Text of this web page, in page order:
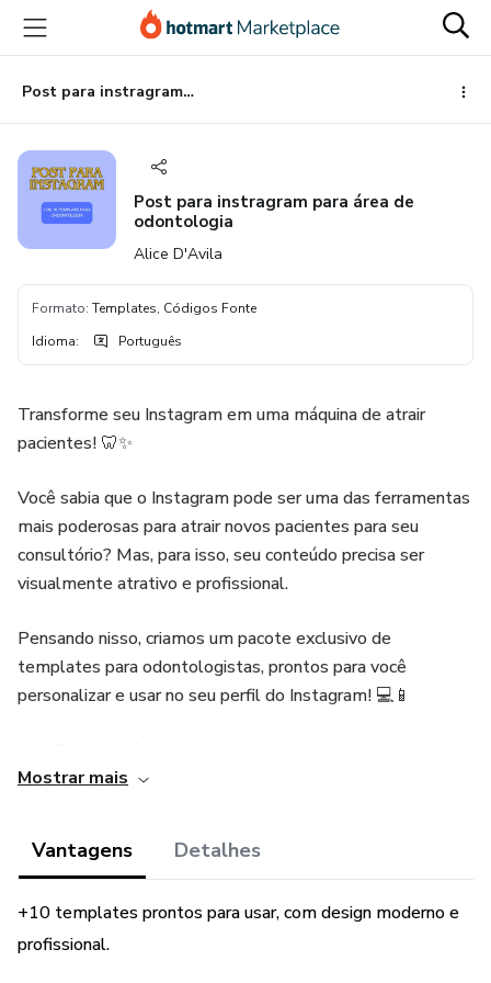
para
conteúdo
principal
para
pagamento
para
rodapé
Post para instragram para área de odontologia
Post para instragram para área de
odontologia
Alice D'Avila
Formato: Templates, Códigos Fonte
Idioma: Português
Transforme seu Instagram em uma máquina de atrair
pacientes! 🦷✨
Você sabia que o Instagram pode ser uma das ferramentas
mais poderosas para atrair novos pacientes para seu
consultório? Mas, para isso, seu conteúdo precisa ser
visualmente atrativo e profissional.
Pensando nisso, criamos um pacote exclusivo de
templates para odontologistas, prontos para você
personalizar e usar no seu perfil do Instagram! 💻📱
saúde bucal.
Mostrar mais
Vantagens Detalhes
+10 templates prontos para usar, com design moderno e
profissional.